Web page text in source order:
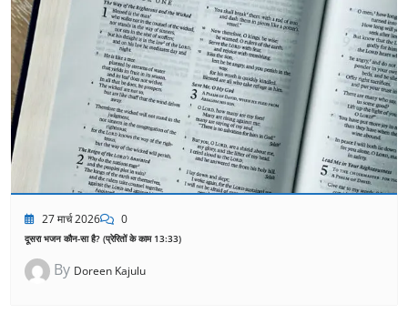
27 मार्च 2026 0
दूसरा भजन कौन-सा है? (प्रेरितों के काम 13:33)
By Doreen Kajulu